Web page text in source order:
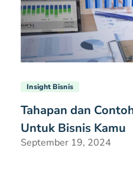
Insight Bisnis
Tahapan dan
Untuk Bisnis Kamu
September 19, 2024